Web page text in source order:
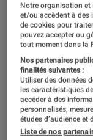
Raconter
ENTRETIEN
Livres / BD • 23
Notre organisation et
et/ou accèdent à des
de cookies pour
pouvez accepter ou
tout moment dans la
Nos partenaires
finalités suivantes :
Utiliser des données
les caractéristiques
accéder à des
personnalisés,
études d’audience et
Liste de nos